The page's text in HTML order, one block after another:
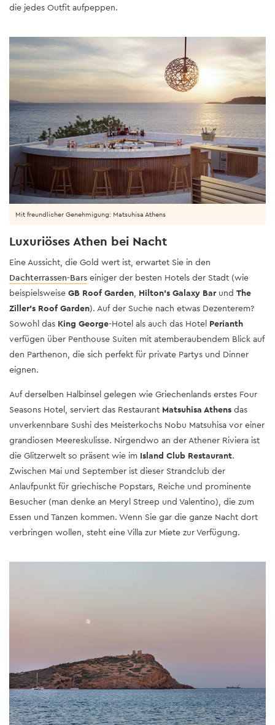
die jedes Outfit aufpeppen.
Luxuriöses Athen bei Nacht
Eine Aussicht, die Gold wert ist, erwartet Sie in den
Dachterrassen-Bars einiger der besten Hotels der Stadt (wie
beispielsweise GB Roof Garden, Hilton’s Galaxy Barund The
Ziller’s Roof Garden). Auf der Suche nach etwas Dezenterem?
Sowohl das King George-Hotel als auch das Hotel Perianth
verfügen über Penthouse Suiten mit atemberaubendem Blick auf
den Parthenon, die sich perfekt für private Partys und Dinner
eignen.
Auf derselben Halbinsel gelegen wie Griechenlands erstes Four
Seasons Hotel, serviert das Restaurant Matsuhisa Athens das
unverkennbare Sushi des Meisterkochs Nobu Matsuhisa vor einer
grandiosen Meereskulisse. Nirgendwo an der Athener Riviera ist
die Glitzerwelt so präsent wie im Island Club Restaurant.
Zwischen Mai und September ist dieser Strandclub der
Anlaufpunkt für griechische Popstars, Reiche und prominente
Besucher (man denke an Meryl Streep und Valentino), die zum
Essen und Tanzen kommen. Wenn Sie gar die ganze Nacht dort
verbringen wollen, steht eine Villa zur Miete zur Verfügung.
Mit freundlicher Genehmigung: Matsuhisa Athens